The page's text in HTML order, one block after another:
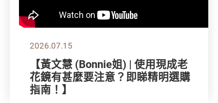
2026.07.15
【黃文慧 (Bonnie姐) | 使用現成老
花鏡有甚麼要注意？即睇精明選購
指南！】